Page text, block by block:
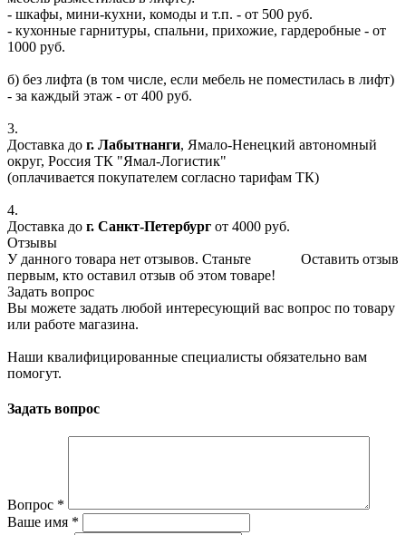
- шкафы, мини-кухни, комоды и т.п. - от 500 руб.
- кухонные гарнитуры, спальни, прихожие, гардеробные - от
1000 руб.
б) без лифта (в том числе, если мебель не поместилась в лифт)
- за каждый этаж - от 400 руб.
3.
Доставка до г. Лабытнанги, Ямало-Ненецкий автономный
округ, Россия ТК "Ямал-Логистик"
(оплачивается покупателем согласно тарифам ТК)
4.
Доставка до г. Санкт-Петербург от 4000 руб.
Отзывы
Оставить отзыв
У данного товара нет отзывов. Станьте
первым, кто оставил отзыв об этом товаре!
Задать вопрос
Вы можете задать любой интересующий вас вопрос по товару
или работе магазина.
Наши квалифицированные специалисты обязательно вам
помогут.
Задать вопрос
Вопрос *
Ваше имя *